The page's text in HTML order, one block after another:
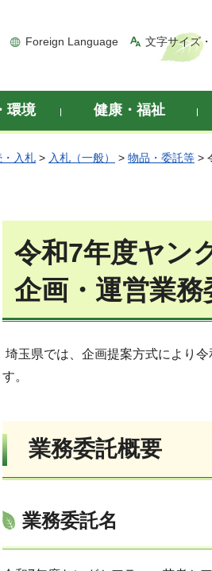
Foreign Language 文字サイズ
環境 健康・福祉
入札 > 入札（一般） > 物品・委託等 >
令和7年度ヤン
企画・運営業
埼玉県では、企画提案方式により
す。
業務委託概要
業務委託名